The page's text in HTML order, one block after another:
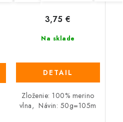
Na sklade
3,75 €
DETAIL
Zloženie: 100% merino
vlna, Návin: 50g=105m